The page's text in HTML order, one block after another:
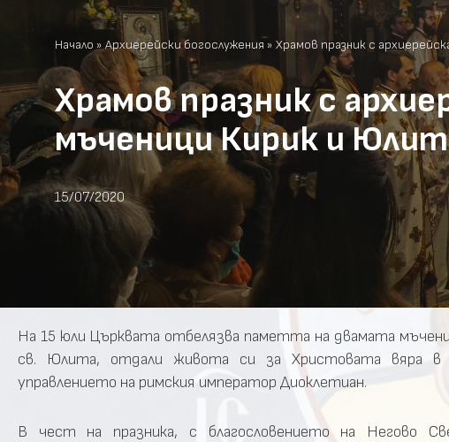
Начало » Архиерейски богослужения » Храмов празник с
Храмов празник с
мъченици Кирик и
15/07/2020
На 15 юли Църквата отбелязва паметта на двамата
св. Юлита, отдали живота си за Христовата вяра в
управлението на римския император Диоклетиан.
В чест на празника, с благословението на Негово